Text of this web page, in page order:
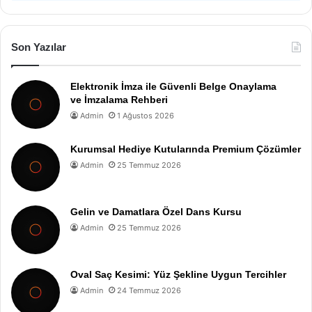
Son Yazılar
Elektronik İmza ile Güvenli Belge Onaylama
ve İmzalama Rehberi
Admin 1 Ağustos 2026
Kurumsal Hediye Kutularında Premium Çözümler
Admin 25 Temmuz 2026
Gelin ve Damatlara Özel Dans Kursu
Admin 25 Temmuz 2026
Oval Saç Kesimi: Yüz Şekline Uygun Tercihler
Admin 24 Temmuz 2026